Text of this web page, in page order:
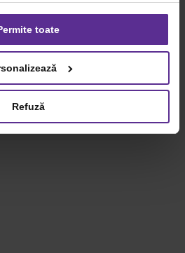
făcând click pe linkul către
cookie.Detalii
toate
Refuză